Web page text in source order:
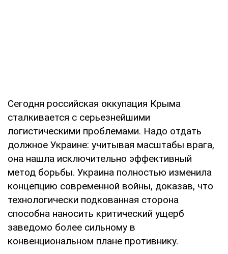
Сегодня российская оккупация Крыма
сталкивается с серьезнейшими
логистическими проблемами. Надо отдать
должное Украине: учитывая масштабы врага,
она нашла исключительно эффективный
метод борьбы. Украина полностью изменила
концепцию современной войны, доказав, что
технологически подкованная сторона
способна наносить критический ущерб
заведомо более сильному в
конвенциональном плане противнику.